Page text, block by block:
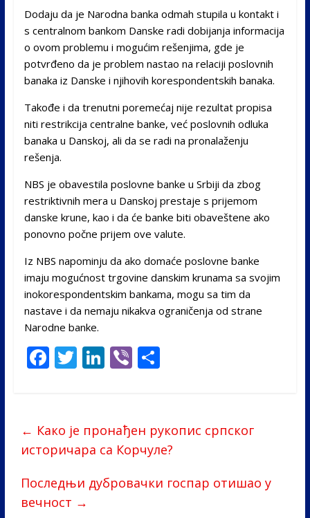
Dodaju da je Narodna banka odmah stupila u kontakt i
s centralnom bankom Danske radi dobijanja informacija
o ovom problemu i mogućim rešenjima, gde je
potvrđeno da je problem nastao na relaciji poslovnih
banaka iz Danske i njihovih korespondentskih banaka.
Takođe i da trenutni poremećaj nije rezultat propisa
niti restrikcija centralne banke, već poslovnih odluka
banaka u Danskoj, ali da se radi na pronalaženju
rešenja.
NBS je obavestila poslovne banke u Srbiji da zbog
restriktivnih mera u Danskoj prestaje s prijemom
danske krune, kao i da će banke biti obaveštene ako
ponovno počne prijem ove valute.
Iz NBS napominju da ako domaće poslovne banke
imaju mogućnost trgovine danskim krunama sa svojim
inokorespondentskim bankama, mogu sa tim da
nastave i da nemaju nikakva ograničenja od strane
Narodne banke.
F
ac
b
o
o
k
T
w
er
Li
n
e
dI
Vi
b
S
e
← Како је пронађен рукопис српског
историчара са Корчуле?
Последњи дубровачки госпар отишао у
вечност →